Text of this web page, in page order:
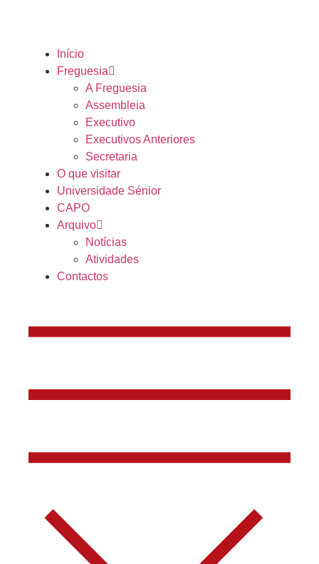
Início
Freguesia
A Freguesia
Assembleia
Executivo
Executivos Anteriores
Secretaria
O que visitar
Universidade Sénior
CAPO
Arquivo
Notícias
Atividades
Contactos